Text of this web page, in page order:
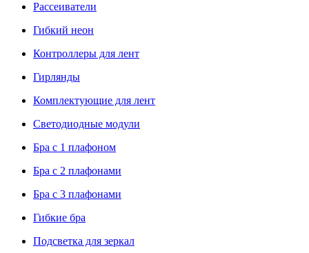
Рассеиватели
Гибкий неон
Контроллеры для лент
Гирлянды
Комплектующие для лент
Светодиодные модули
Бра с 1 плафоном
Бра с 2 плафонами
Бра с 3 плафонами
Гибкие бра
Подсветка для зеркал